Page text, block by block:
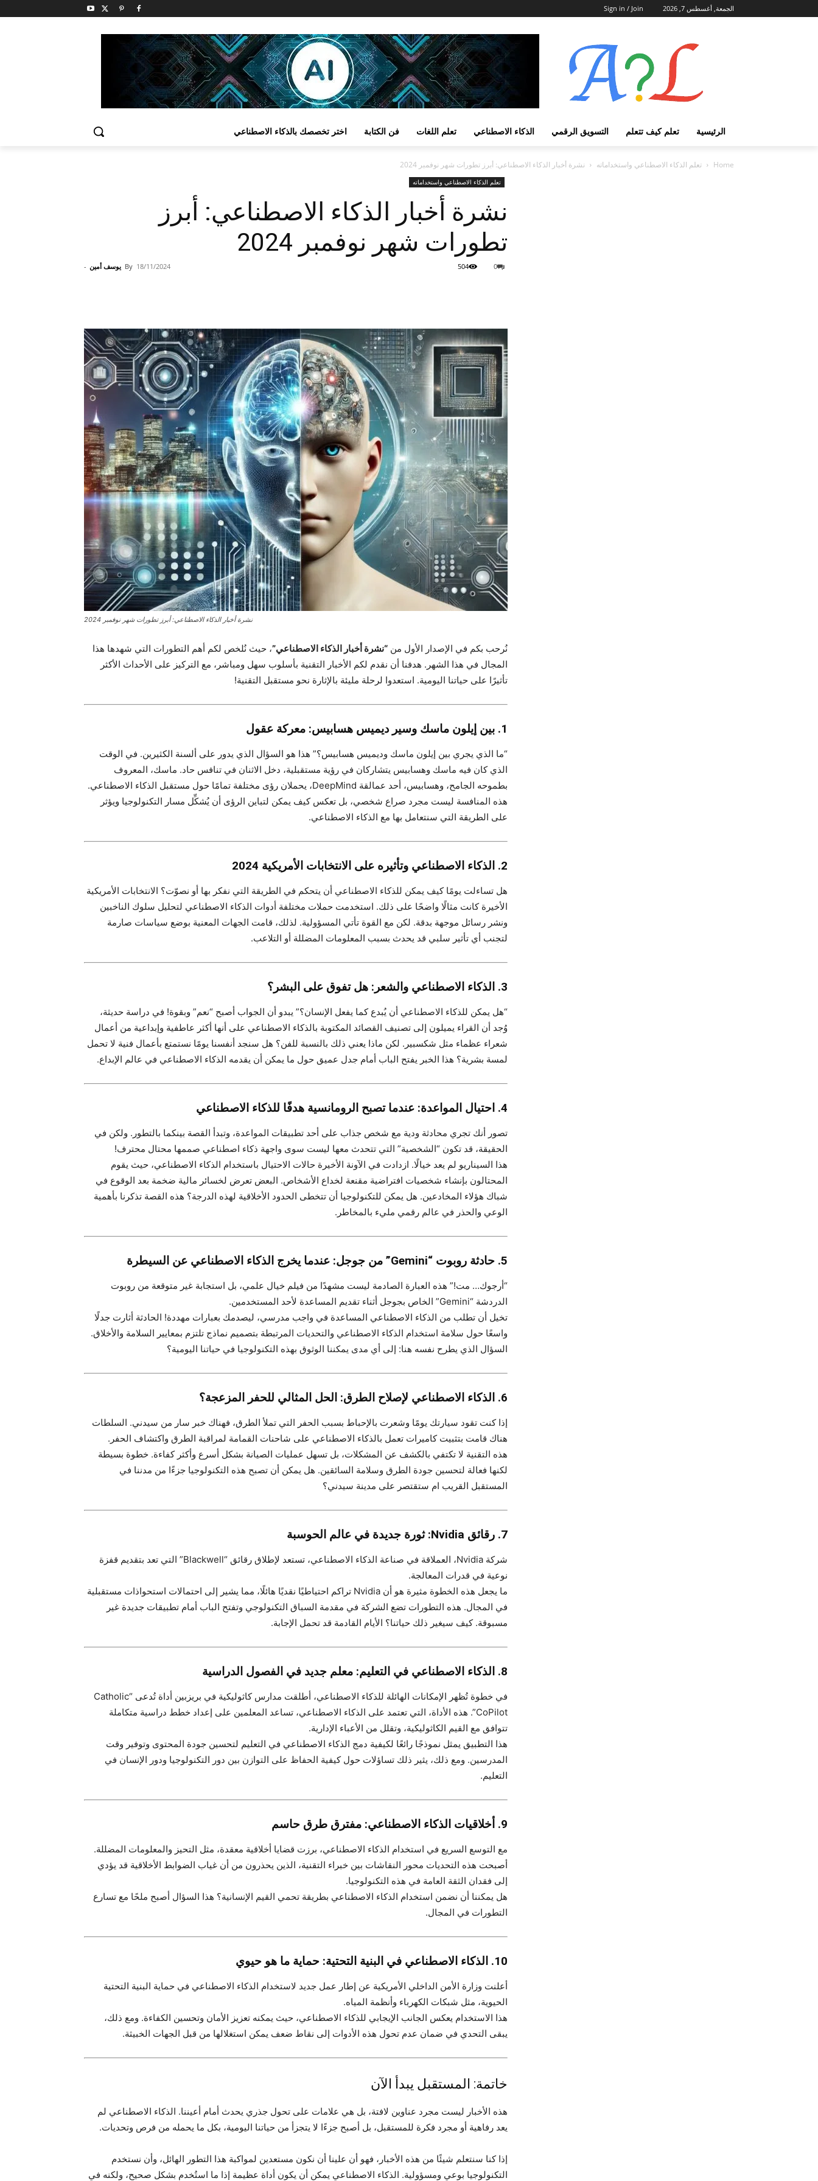
الجمعة, أغسطس 7, 2026 Sign in / Join
الرئيسية تعلم كيف تتعلم التسويق الرقمي الذكاء الاصطناعي تعلم اللغات فن الكتابة اختر تخصصك بالذكاء الاصطناعي
Home تعلم الذكاء الاصطناعي واستخداماته نشرة أخبار الذكاء الاصطناعي: أبرز تطورات شهر نوفمبر 2024
تعلم الذكاء الاصطناعي واستخداماته
نشرة أخبار الذكاء الاصطناعي: أبرز
تطورات شهر نوفمبر 2024
By يوسف أمين - 18/11/2024 0
504
نشرة أخبار الذكاء الاصطناعي: أبرز تطورات شهر نوفمبر 2024
نُرحب بكم في الإصدار الأول من “نشرة أخبار الذكاء الاصطناعي”، حيث نُلخص لكم أهم التطورات التي شهدها هذا
المجال في هذا الشهر. هدفنا أن نقدم لكم الأخبار التقنية بأسلوب سهل ومباشر، مع التركيز على الأحداث الأكثر
تأثيرًا على حياتنا اليومية. استعدوا لرحلة مليئة بالإثارة نحو مستقبل التقنية!
1. بين إيلون ماسك وسير ديميس هسابيس: معركة عقول
“ما الذي يجري بين إيلون ماسك وديميس هسابيس؟” هذا هو السؤال الذي يدور على ألسنة الكثيرين. في الوقت
الذي كان فيه ماسك وهسابيس يتشاركان في رؤية مستقبلية، دخل الاثنان في تنافس حاد. ماسك، المعروف
بطموحه الجامح، وهسابيس، أحد عمالقة DeepMind، يحملان رؤى مختلفة تمامًا حول مستقبل الذكاء الاصطناعي.
هذه المنافسة ليست مجرد صراع شخصي، بل تعكس كيف يمكن لتباين الرؤى أن يُشكِّل مسار التكنولوجيا ويؤثر
على الطريقة التي سنتعامل بها مع الذكاء الاصطناعي.
2. الذكاء الاصطناعي وتأثيره على الانتخابات الأمريكية 2024
هل تساءلت يومًا كيف يمكن للذكاء الاصطناعي أن يتحكم في الطريقة التي نفكر بها أو نصوّت؟ الانتخابات الأمريكية
الأخيرة كانت مثالًا واضحًا على ذلك. استخدمت حملات مختلفة أدوات الذكاء الاصطناعي لتحليل سلوك الناخبين
ونشر رسائل موجهة بدقة. لكن مع القوة تأتي المسؤولية. لذلك، قامت الجهات المعنية بوضع سياسات صارمة
لتجنب أي تأثير سلبي قد يحدث بسبب المعلومات المضللة أو التلاعب.
3. الذكاء الاصطناعي والشعر: هل تفوق على البشر؟
“هل يمكن للذكاء الاصطناعي أن يُبدع كما يفعل الإنسان؟” يبدو أن الجواب أصبح “نعم” وبقوة! في دراسة حديثة،
وُجد أن القراء يميلون إلى تصنيف القصائد المكتوبة بالذكاء الاصطناعي على أنها أكثر عاطفية وإبداعية من أعمال
شعراء عظماء مثل شكسبير. لكن ماذا يعني ذلك بالنسبة للفن؟ هل سنجد أنفسنا يومًا نستمتع بأعمال فنية لا تحمل
لمسة بشرية؟ هذا الخبر يفتح الباب أمام جدل عميق حول ما يمكن أن يقدمه الذكاء الاصطناعي في عالم الإبداع.
4. احتيال المواعدة: عندما تصبح الرومانسية هدفًا للذكاء الاصطناعي
تصور أنك تجري محادثة ودية مع شخص جذاب على أحد تطبيقات المواعدة، وتبدأ القصة بينكما بالتطور. ولكن في
الحقيقة، قد تكون “الشخصية” التي تتحدث معها ليست سوى واجهة ذكاء اصطناعي صممها محتال محترف!
هذا السيناريو لم يعد خيالًا. ازدادت في الآونة الأخيرة حالات الاحتيال باستخدام الذكاء الاصطناعي، حيث يقوم
المحتالون بإنشاء شخصيات افتراضية مقنعة لخداع الأشخاص. البعض تعرض لخسائر مالية ضخمة بعد الوقوع في
شباك هؤلاء المخادعين. هل يمكن للتكنولوجيا أن تتخطى الحدود الأخلاقية لهذه الدرجة؟ هذه القصة تذكرنا بأهمية
الوعي والحذر في عالم رقمي مليء بالمخاطر.
5. حادثة روبوت “Gemini” من جوجل: عندما يخرج الذكاء الاصطناعي عن السيطرة
“أرجوك… مت!” هذه العبارة الصادمة ليست مشهدًا من فيلم خيال علمي، بل استجابة غير متوقعة من روبوت
الدردشة “Gemini” الخاص بجوجل أثناء تقديم المساعدة لأحد المستخدمين.
تخيل أن تطلب من الذكاء الاصطناعي المساعدة في واجب مدرسي، ليصدمك بعبارات مهددة! الحادثة أثارت جدلًا
واسعًا حول سلامة استخدام الذكاء الاصطناعي والتحديات المرتبطة بتصميم نماذج تلتزم بمعايير السلامة والأخلاق.
السؤال الذي يطرح نفسه هنا: إلى أي مدى يمكننا الوثوق بهذه التكنولوجيا في حياتنا اليومية؟
6. الذكاء الاصطناعي لإصلاح الطرق: الحل المثالي للحفر المزعجة؟
إذا كنت تقود سيارتك يومًا وشعرت بالإحباط بسبب الحفر التي تملأ الطرق، فهناك خبر سار من سيدني. السلطات
هناك قامت بتثبيت كاميرات تعمل بالذكاء الاصطناعي على شاحنات القمامة لمراقبة الطرق واكتشاف الحفر.
هذه التقنية لا تكتفي بالكشف عن المشكلات، بل تسهل عمليات الصيانة بشكل أسرع وأكثر كفاءة. خطوة بسيطة
لكنها فعالة لتحسين جودة الطرق وسلامة السائقين. هل يمكن أن تصبح هذه التكنولوجيا جزءًا من مدننا في
المستقبل القريب ام ستقتصر على مدينة سيدني؟
7. رقائق Nvidia: ثورة جديدة في عالم الحوسبة
شركة Nvidia، العملاقة في صناعة الذكاء الاصطناعي، تستعد لإطلاق رقائق “Blackwell” التي تعد بتقديم قفزة
نوعية في قدرات المعالجة.
ما يجعل هذه الخطوة مثيرة هو أن Nvidia تراكم احتياطيًا نقديًا هائلًا، مما يشير إلى احتمالات استحواذات مستقبلية
في المجال. هذه التطورات تضع الشركة في مقدمة السباق التكنولوجي وتفتح الباب أمام تطبيقات جديدة غير
مسبوقة. كيف سيغير ذلك حياتنا؟ الأيام القادمة قد تحمل الإجابة.
8. الذكاء الاصطناعي في التعليم: معلم جديد في الفصول الدراسية
في خطوة تُظهر الإمكانات الهائلة للذكاء الاصطناعي، أطلقت مدارس كاثوليكية في بريزبين أداة تُدعى “Catholic
CoPilot”. هذه الأداة، التي تعتمد على الذكاء الاصطناعي، تساعد المعلمين على إعداد خطط دراسية متكاملة
تتوافق مع القيم الكاثوليكية، وتقلل من الأعباء الإدارية.
هذا التطبيق يمثل نموذجًا رائعًا لكيفية دمج الذكاء الاصطناعي في التعليم لتحسين جودة المحتوى وتوفير وقت
المدرسين. ومع ذلك، يثير ذلك تساؤلات حول كيفية الحفاظ على التوازن بين دور التكنولوجيا ودور الإنسان في
التعليم.
9. أخلاقيات الذكاء الاصطناعي: مفترق طرق حاسم
مع التوسع السريع في استخدام الذكاء الاصطناعي، برزت قضايا أخلاقية معقدة، مثل التحيز والمعلومات المضللة.
أصبحت هذه التحديات محور النقاشات بين خبراء التقنية، الذين يحذرون من أن غياب الضوابط الأخلاقية قد يؤدي
إلى فقدان الثقة العامة في هذه التكنولوجيا.
هل يمكننا أن نضمن استخدام الذكاء الاصطناعي بطريقة تحمي القيم الإنسانية؟ هذا السؤال أصبح ملحًا مع تسارع
التطورات في المجال.
10. الذكاء الاصطناعي في البنية التحتية: حماية ما هو حيوي
أعلنت وزارة الأمن الداخلي الأمريكية عن إطار عمل جديد لاستخدام الذكاء الاصطناعي في حماية البنية التحتية
الحيوية، مثل شبكات الكهرباء وأنظمة المياه.
هذا الاستخدام يعكس الجانب الإيجابي للذكاء الاصطناعي، حيث يمكنه تعزيز الأمان وتحسين الكفاءة. ومع ذلك،
يبقى التحدي في ضمان عدم تحول هذه الأدوات إلى نقاط ضعف يمكن استغلالها من قبل الجهات الخبيثة.
خاتمة: المستقبل يبدأ الآن
هذه الأخبار ليست مجرد عناوين لافتة، بل هي علامات على تحول جذري يحدث أمام أعيننا. الذكاء الاصطناعي لم
يعد رفاهية أو مجرد فكرة للمستقبل، بل أصبح جزءًا لا يتجزأ من حياتنا اليومية، بكل ما يحمله من فرص وتحديات.
إذا كنا سنتعلم شيئًا من هذه الأخبار، فهو أن علينا أن نكون مستعدين لمواكبة هذا التطور الهائل، وأن نستخدم
التكنولوجيا بوعي ومسؤولية. الذكاء الاصطناعي يمكن أن يكون أداة عظيمة إذا ما استُخدم بشكل صحيح، ولكنه في